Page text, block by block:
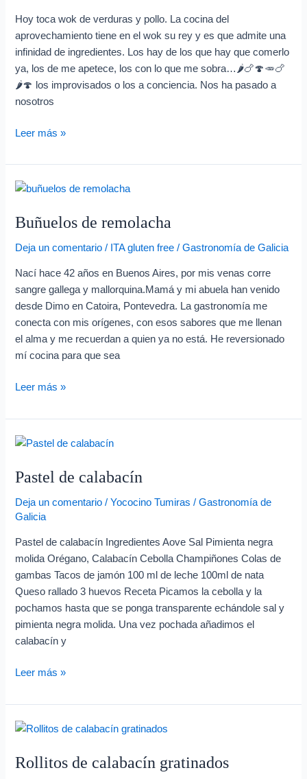
Hoy toca wok de verduras y pollo. La cocina del
aprovechamiento tiene en el wok su rey y es que admite una
infinidad de ingredientes. Los hay de los que hay que comerlo
ya, los de me apetece, los con lo que me sobra…🌶️🍗🍄🥕🍗
🌶️🍄 los improvisados o los a conciencia. Nos ha pasado a
nosotros
Leer más »
Buñuelos de remolacha
Deja un comentario / ITA gluten free /Gastronomía de Galicia
Nací hace 42 años en Buenos Aires, por mis venas corre
sangre gallega y mallorquina.Mamá y mi abuela han venido
desde Dimo en Catoira, Pontevedra. La gastronomía me
conecta con mis orígenes, con esos sabores que me llenan
el alma y me recuerdan a quien ya no está. He reversionado
mí cocina para que sea
Buñuelos
remolacha
Leer más »
Pastel de calabacín
Deja un comentario /Yococino Tumiras /Gastronomía de
Galicia
Pastel de calabacín Ingredientes Aove Sal Pimienta negra
molida Orégano, Calabacín Cebolla Champiñones Colas de
gambas Tacos de jamón 100 ml de leche 100ml de nata
Queso rallado 3 huevos Receta Picamos la cebolla y la
pochamos hasta que se ponga transparente echándole sal y
pimienta negra molida. Una vez pochada añadimos el
calabacín y
Pastel
calabacín
Leer más »
Rollitos de calabacín gratinados
Rollitos
calabacín